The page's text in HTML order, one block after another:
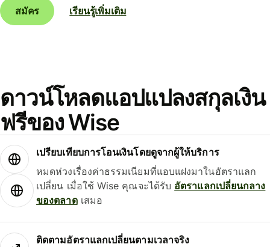
สมัคร เรียนรู้เพิ่มเติม
ดาวน์โหลดแอปแปลงสกุลเงิน
ฟรีของ Wise
เปรียบเทียบการโอนเงินโดยดูจากผู้ให้บริการ
หมดห่วงเรื่องค่าธรรมเนียมที่แอบแฝงมาในอัตราแลก
เปลี่ยน เมื่อใช้ Wise คุณจะได้รับ อัตราแลกเปลี่ยนกลาง
ของตลาดเสมอ
ติดตามอัตราแลกเปลี่ยนตามเวลาจริง